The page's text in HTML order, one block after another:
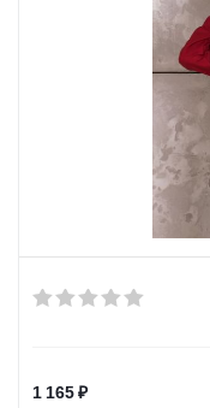
1 165₽